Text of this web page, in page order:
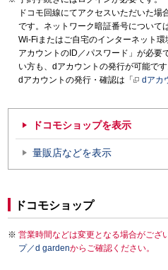
ドコモ回線にてアクセスいただいた
です。ネットワーク暗証番号について
Wi-Fiまたはご自宅のインターネット
アカウントのID／パスワード」が必要
い方も、dアカウントの発行が可能です
dアカウントの発行・確認は「
dアカ
ドコモショップを表示
量販店などを表示
ドコモショップ
営業時間などは変更となる場合がござ
プ／d gardenからご確認ください。